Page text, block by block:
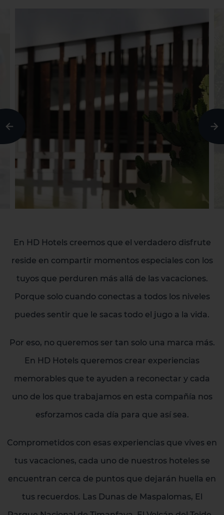
creado una filosofía en torno al disfrute, descanso y
diversión para las familias que se acercan hasta
nuestro amado archipiélago Canario, un paraíso
natural en medio del Atlántico.
r q
En HD Hotels creemos que el verdadero disfrute
reside en compartir momentos especiales con los
tuyos que perduren más allá de las vacaciones.
Porque solo cuando conectas a todos los niveles
puedes sentir que le sacas todo el jugo a la vida.
Por eso, no queremos ser tan solo una marca más.
En HD Hotels queremos crear experiencias
memorables que te ayuden a reconectar y cada
uno de los que trabajamos en esta compañía nos
esforzamos cada día para que así sea.
Comprometidos con esas experiencias que vives en
tus vacaciones, cada uno de nuestros hoteles se
encuentran cerca de puntos que dejarán huella en
tus recuerdos. Las Dunas de Maspalomas, El